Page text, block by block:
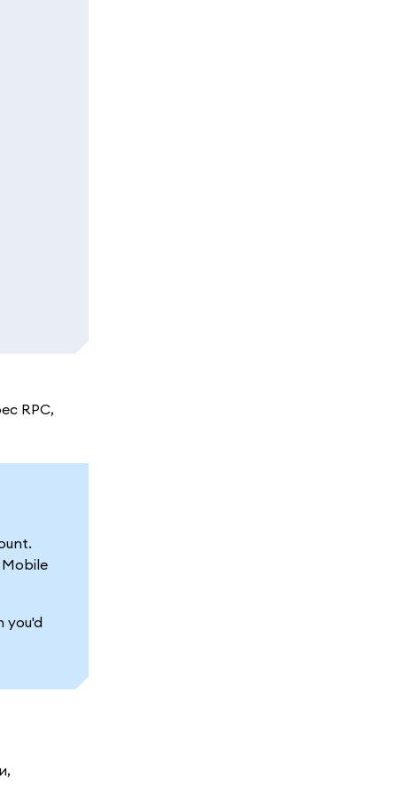
RPC,
you'd